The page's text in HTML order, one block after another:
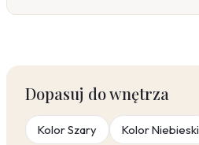
Dopasuj do wnętrza
Kolor Szary Kolor Niebieski